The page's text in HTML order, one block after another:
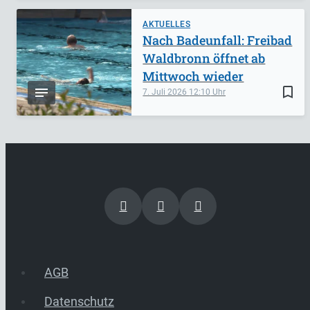
AKTUELLES
bookmark_border
7. Juli 2026 12:10
Nach Badeunfall: Freibad
Waldbronn öffnet ab
Mittwoch wieder
AGB
Datenschutz